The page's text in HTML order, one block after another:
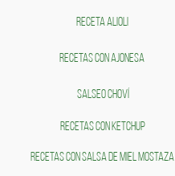
RECETA ALIOLI
RECETAS CON AJONESA
SALSEO CHOVÍ
RECETAS CON KETCHUP
RECETAS CON SALSA DE MIEL MOSTAZA